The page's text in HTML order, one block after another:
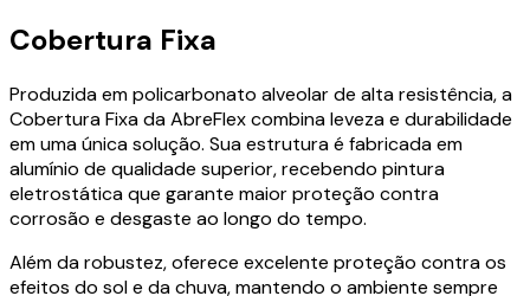
Cobertura Fixa
Produzida em policarbonato alveolar de alta resistência, a
Cobertura Fixa da AbreFlex combina leveza e durabilidade
em uma única solução. Sua estrutura é fabricada em
alumínio de qualidade superior, recebendo pintura
eletrostática que garante maior proteção contra
corrosão e desgaste ao longo do tempo.
Além da robustez, oferece excelente proteção contra os
efeitos do sol e da chuva, mantendo o ambiente sempre